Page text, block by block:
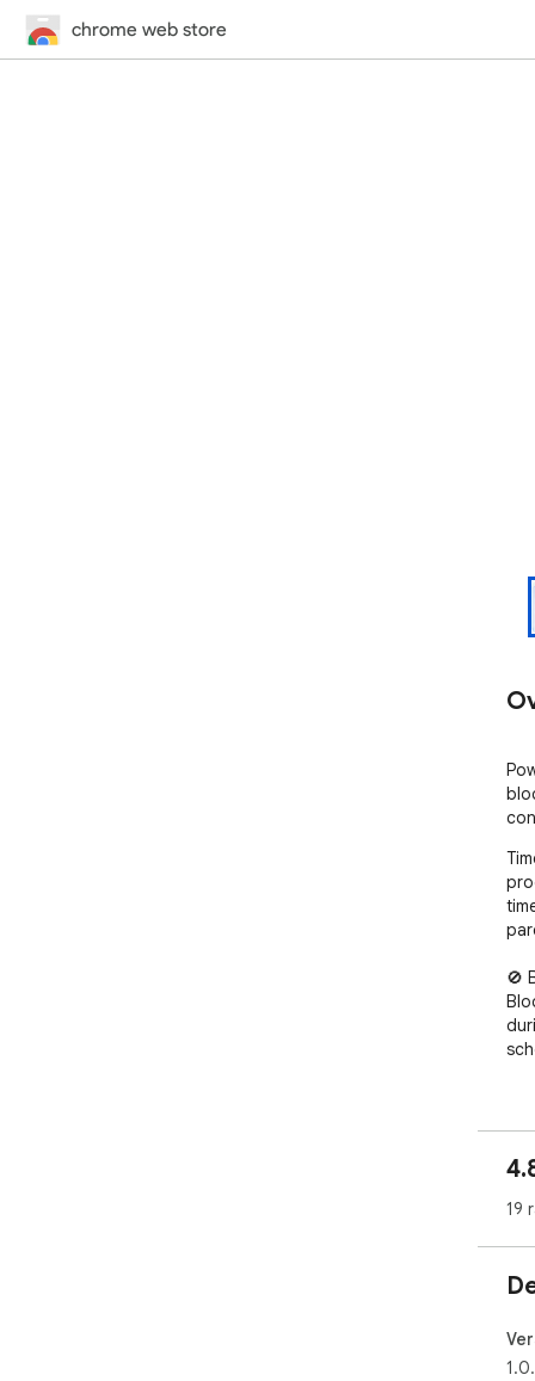
chrome web store
🚫
🕒
📝
19